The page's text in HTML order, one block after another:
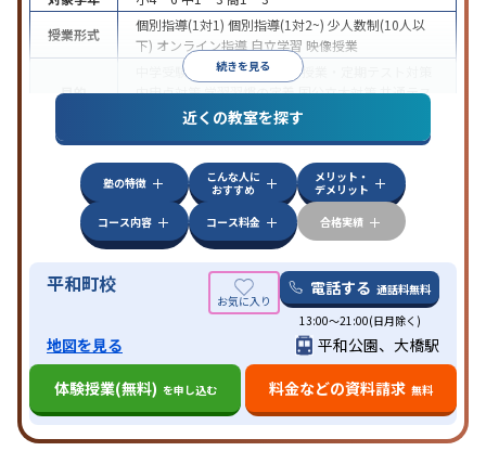
続きを見る
授業形式
個別指導(1対1) 個別指導(1対2~) 少人数制(10人以
下) オンライン指導自立学習 映像授業
目的
中学受験 高校受験大学受験
授業・定期テスト対策
内申点対策学習習慣の定着国公立大対策共通テス
特徴
授業の振替可能1科目から受講可能自習室あり
近くの教室を探す
塾の特徴
こんな人に
おすすめ
メリット・
デメリット
コース内容
コース料金 合格実績
平和町校 電話する 通話料無料
13:00〜21:00(日月除く)
地図を見る
平和公園、大橋駅
体験授業(無料) を申し込む 料金などの資料請求 無料